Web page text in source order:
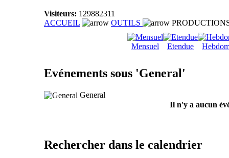
Visiteurs: 129882311
ACCUEIL
OUTILS
Mensuel Etendue
Evénements sous 'General'
General
Il n'y a aucun
Rechercher dans le calendrier